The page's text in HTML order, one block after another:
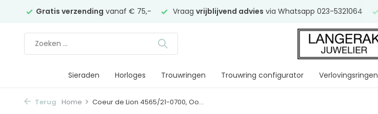
Gratis verzending vanaf € 75,- Vraag vrijblijvend advies via Whatsapp 023-5321064
Sieraden Horloges Trouwringen Trouwring configurator Verlovingsringen
Terug Home Coeur de Lion 4565/21-0700, Oo...